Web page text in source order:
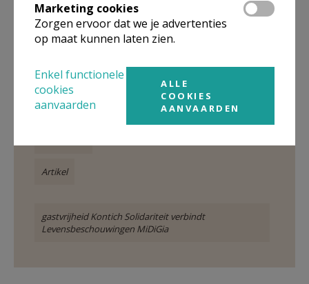
Gepubliceerd door
Meer
Artikel
gastvrijheid Kontich Solidariteit verbindt
Levensbeschouwingen MiDiGia
Marketing cookies
Zorgen ervoor dat we je advertenties
op maat kunnen laten zien.
Enkel functionele
cookies
aanvaarden
ALLE
COOKIES
AANVAARDEN